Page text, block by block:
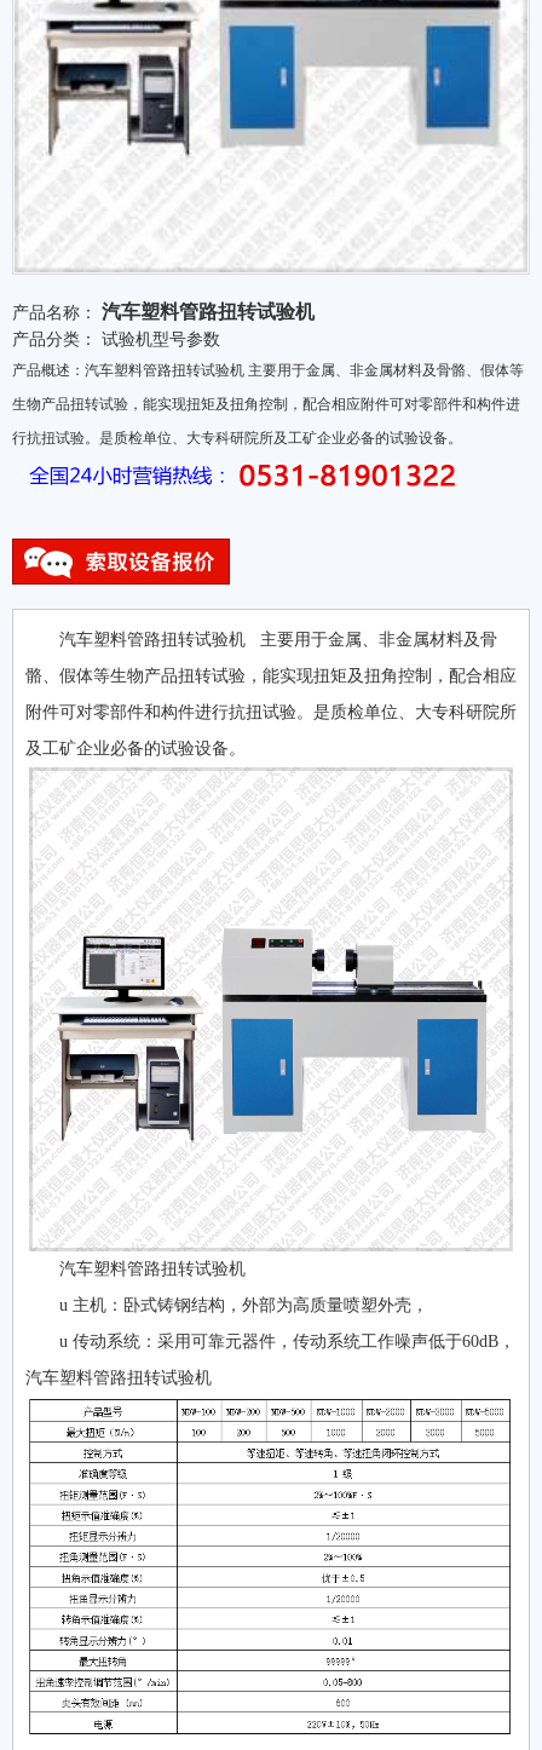
产品名称： 汽车塑料管路扭转试验机
产品分类： 试验机型号参数
产品概述：汽车塑料管路扭转试验机 主要用于金属、非金属材料及骨骼、假体等
生物产品扭转试验，能实现扭矩及扭角控制，配合相应附件可对零部件和构件进
行抗扭试验。是质检单位、大专科研院所及工矿企业必备的试验设备。
汽车塑料管路扭转试验机 主要用于金属、非金属材料及骨
骼、假体等生物产品扭转试验，能实现扭矩及扭角控制，配合相应
附件可对零部件和构件进行抗扭试验。是质检单位、大专科研院所
及工矿企业必备的试验设备。
汽车塑料管路扭转试验机
u 主机：卧式铸钢结构，外部为高质量喷塑外壳，
u 传动系统：采用可靠元器件，传动系统工作噪声低于60dB，
汽车塑料管路扭转试验机